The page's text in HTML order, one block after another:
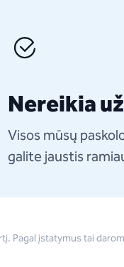
Nereikia
Visos mūsų
galite jaustis
Pagal įstatymus tai